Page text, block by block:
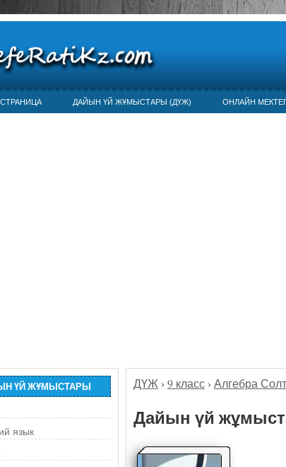
ДАЙЫН ҮЙ ЖҰМЫСТАРЫ (ДҮЖ) ОНЛАЙН
ҮЙ ЖҰМЫСТАРЫ
язык
ДҮЖ › 9 класс › Алгебра
Дайын үй